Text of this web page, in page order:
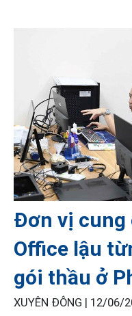
Đơn vị cung
Office lậu
gói thầu ở
XUYÊN ĐÔNG | 12/06/